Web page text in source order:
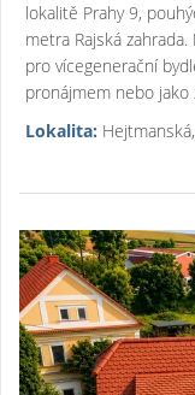
lokalitě Prahy 9,
metra Rajská
pro vícegenerační
pronájmem nebo jako
Lokalita: